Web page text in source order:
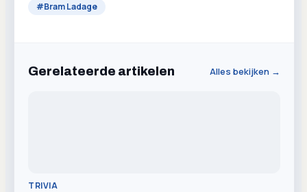
#Bram Ladage
Gerelateerde artikelen Alles bekijken →
TRIVIA